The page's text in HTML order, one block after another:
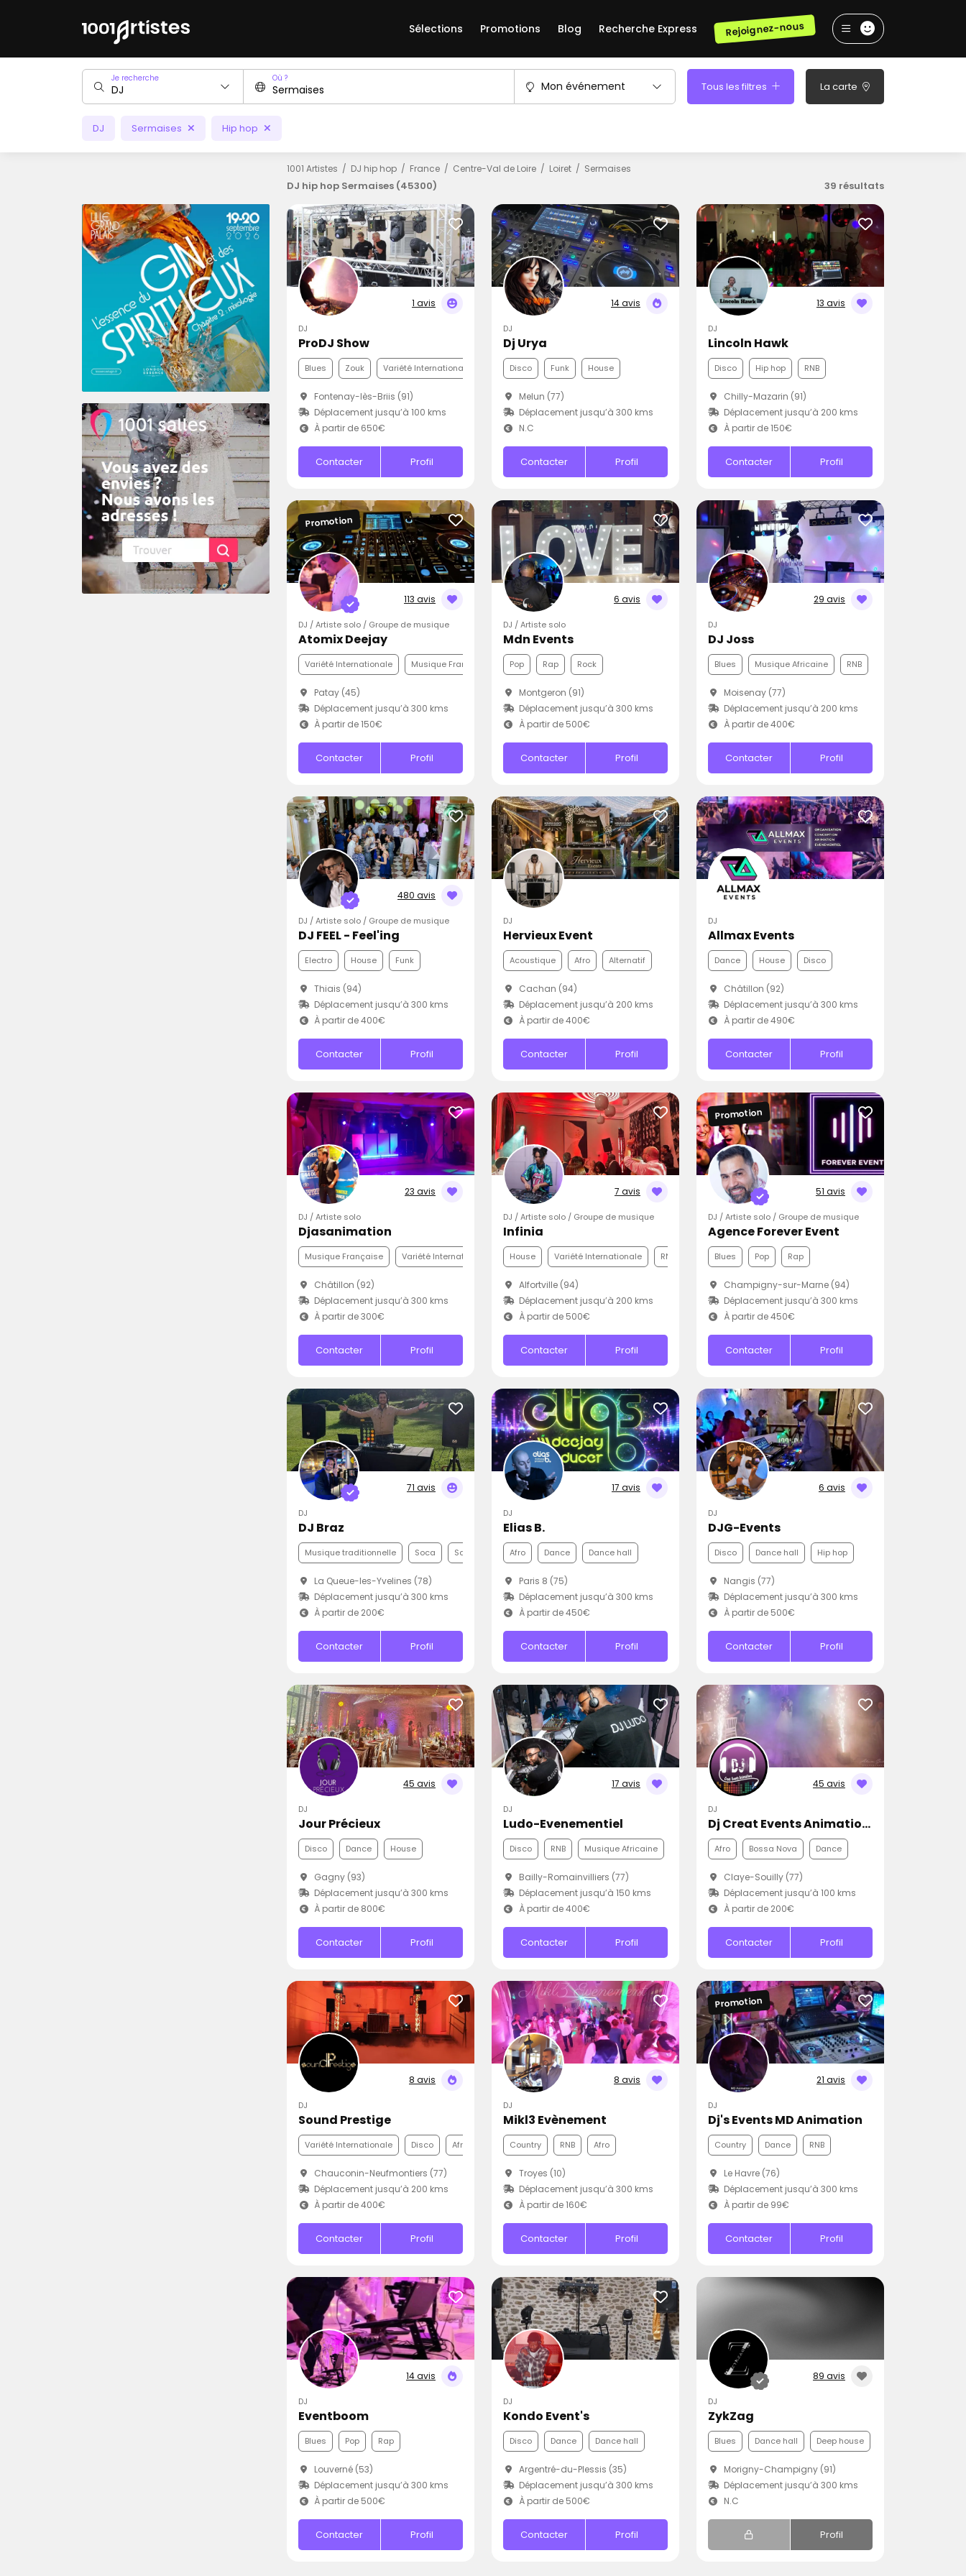
Sélections Promotions Blog Recherche Express Rejoignez-nous
Je recherche Où ?
Mon événement Tous les filtres La carte
DJ Sermaises Hip hop
1001 Artistes DJ hip hop France Centre-Val de Loire Loiret Sermaises
DJ hip hop Sermaises (45300) 39 résultats
1 avis
DJ
ProDJ Show
Blues Zouk Variété Internationale
Fontenay-lès-Briis (91)
Déplacement jusqu’à 100 kms
À partir de 650€
Contacter Profil
14 avis
DJ
Dj Urya
Disco Funk House
Melun (77)
Déplacement jusqu’à 300 kms
N.C
Contacter Profil
13 avis
DJ
Lincoln Hawk
Disco Hip hop RNB
Chilly-Mazarin (91)
Déplacement jusqu’à 200 kms
À partir de 150€
Contacter Profil
113 avis
Promotion
DJ / Artiste solo / Groupe de musique
Atomix Deejay
Variété Internationale Musique Française Pop
Patay (45)
Déplacement jusqu’à 300 kms
À partir de 150€
Contacter Profil
6 avis
DJ / Artiste solo
Mdn Events
Pop Rap Rock
Montgeron (91)
Déplacement jusqu’à 300 kms
À partir de 500€
Contacter Profil
29 avis
DJ
DJ Joss
Blues Musique Africaine RNB
Moisenay (77)
Déplacement jusqu’à 200 kms
À partir de 400€
Contacter Profil
480 avis
DJ / Artiste solo / Groupe de musique
DJ FEEL - Feel'ing
Electro House Funk
Thiais (94)
Déplacement jusqu’à 300 kms
À partir de 400€
Contacter Profil
DJ
Hervieux Event
Acoustique Afro Alternatif
Cachan (94)
Déplacement jusqu’à 200 kms
À partir de 400€
Contacter Profil
DJ
Allmax Events
Dance House Disco
Châtillon (92)
Déplacement jusqu’à 300 kms
À partir de 490€
Contacter Profil
23 avis
DJ / Artiste solo
Djasanimation
Musique Française Variété Internationale Disco
Châtillon (92)
Déplacement jusqu’à 300 kms
À partir de 300€
Contacter Profil
7 avis
DJ / Artiste solo / Groupe de musique
Infinia
House Variété Internationale RNB
Alfortville (94)
Déplacement jusqu’à 200 kms
À partir de 500€
Contacter Profil
51 avis
Promotion
DJ / Artiste solo / Groupe de musique
Agence Forever Event
Blues Pop Rap
Champigny-sur-Marne (94)
Déplacement jusqu’à 300 kms
À partir de 450€
Contacter Profil
71 avis
DJ
DJ Braz
Musique traditionnelle Soca Samba
La Queue-les-Yvelines (78)
Déplacement jusqu’à 300 kms
À partir de 200€
Contacter Profil
17 avis
DJ
Elias B.
Afro Dance Dance hall
Paris 8 (75)
Déplacement jusqu’à 300 kms
À partir de 450€
Contacter Profil
6 avis
DJ
DJG-Events
Disco Dance hall Hip hop
Nangis (77)
Déplacement jusqu’à 300 kms
À partir de 500€
Contacter Profil
45 avis
DJ
Jour Précieux
Disco Dance House
Gagny (93)
Déplacement jusqu’à 300 kms
À partir de 800€
Contacter Profil
17 avis
DJ
Ludo-Evenementiel
Disco RNB Musique Africaine
Bailly-Romainvilliers (77)
Déplacement jusqu’à 150 kms
À partir de 400€
Contacter Profil
45 avis
DJ
Dj Creat Events Animations
Afro Bossa Nova Dance
Claye-Souilly (77)
Déplacement jusqu’à 100 kms
À partir de 200€
Contacter Profil
8 avis
DJ
Sound Prestige
Variété Internationale Disco Afro
Chauconin-Neufmontiers (77)
Déplacement jusqu’à 200 kms
À partir de 400€
Contacter Profil
8 avis
DJ
Mikl3 Evènement
Country RNB Afro
Troyes (10)
Déplacement jusqu’à 300 kms
À partir de 160€
Contacter Profil
21 avis
Promotion
DJ
Dj's Events MD Animation
Country Dance RNB
Le Havre (76)
Déplacement jusqu’à 300 kms
À partir de 99€
Contacter Profil
14 avis
DJ
Eventboom
Blues Pop Rap
Louverné (53)
Déplacement jusqu’à 300 kms
À partir de 500€
Contacter Profil
DJ
Kondo Event's
Disco Dance Dance hall
Argentré-du-Plessis (35)
Déplacement jusqu’à 300 kms
À partir de 500€
Contacter Profil
89 avis
DJ
ZykZag
Blues Dance hall Deep house
Morigny-Champigny (91)
Déplacement jusqu’à 300 kms
N.C
Profil